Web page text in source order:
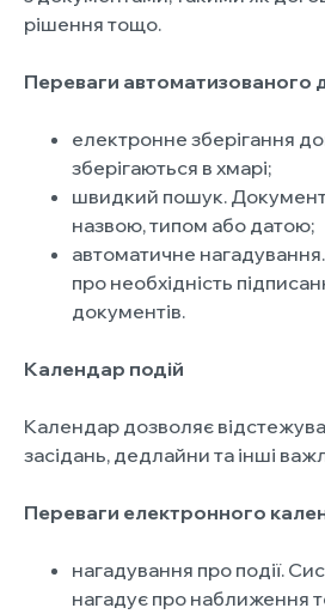
рішення тощо.
Переваги автоматизованого
електронне зберігання
зберігаються в хмарі;
швидкий пошук.
назвою, типом або датою;
автоматичне
про необхідність
документів.
Календар подій
Календар дозволяє
засідань, дедлайни та інші
Переваги електронного
нагадування про події.
нагадує про наближення